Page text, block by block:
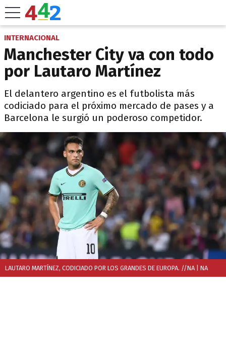
INTERNACIONAL
Manchester City va con todo
por Lautaro Martínez
El delantero argentino es el futbolista más
codiciado para el próximo mercado de pases y a
Barcelona le surgió un poderoso competidor.
LAUTARO MARTÍNEZ, CODICIADO POR LOS GRANDES DE EUROPA. //NA | NA